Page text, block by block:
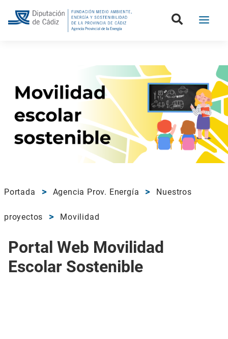
Portada Agencia Prov. Energía Nuestros
proyectos Movilidad
Portal Web Movilidad
Escolar Sostenible